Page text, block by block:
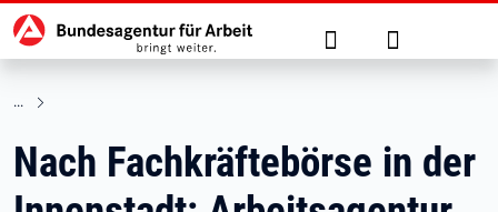
zu den Hauptinhalten springen
Hauptnavigation Suche Anmelden
Nach Fachkräftebörse in der